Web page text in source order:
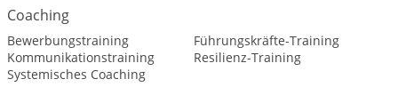
Coaching
Bewerbungstraining
Führungskräfte-Training
Kommunikationstraining
Resilienz-Training
Systemisches Coaching